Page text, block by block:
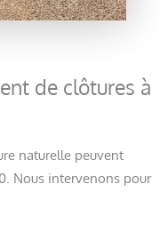
de clôtures à
naturelle peuvent
Nous intervenons pour